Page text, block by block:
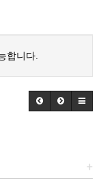
합니다.
+